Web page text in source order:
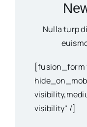
Nulla turp
visibility" /]